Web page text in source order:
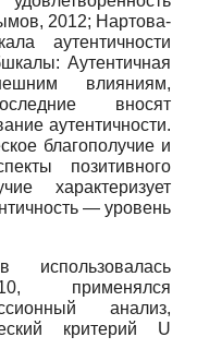
2012; Нартова-
аутентичности
Аутентичная
влияниям,
вносят
аутентичности.
благополучие и
позитивного
характеризует
— уровень
использовалась
применялся
анализ,
критерий U